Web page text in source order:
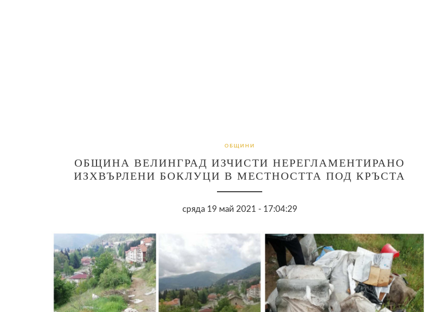
ОБЩИНИ
ОБЩИНА ВЕЛИНГРАД ИЗЧИСТИ НЕРЕГЛАМЕНТИРАНО
ИЗХВЪРЛЕНИ БОКЛУЦИ В МЕСТНОСТТА ПОД КРЪСТА
сряда 19 май 2021 - 17:04:29